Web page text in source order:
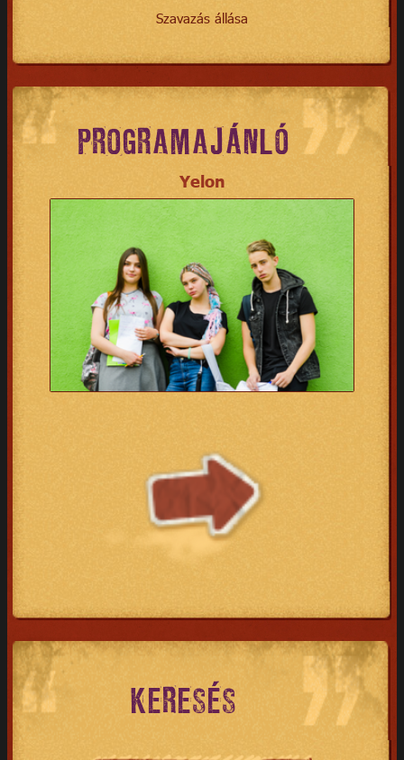
Szavazás állása
PROGRAMAJÁNLÓ
Yelon
KERESÉS